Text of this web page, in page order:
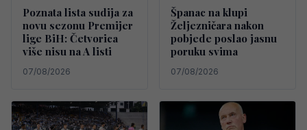
Poznata lista sudija za
novu sezonu Premijer
lige BiH: Četvorica
više nisu na A listi
07/08/2026
Španac na klupi
Željezničara nakon
pobjede poslao jasnu
poruku svima
07/08/2026